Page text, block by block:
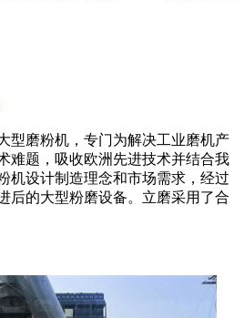
型磨粉机，专门为解决工业磨机产
难题，吸收欧洲先进技术并结合我
机设计制造理念和市场需求，经过
后的大型粉磨设备。立磨采用了合